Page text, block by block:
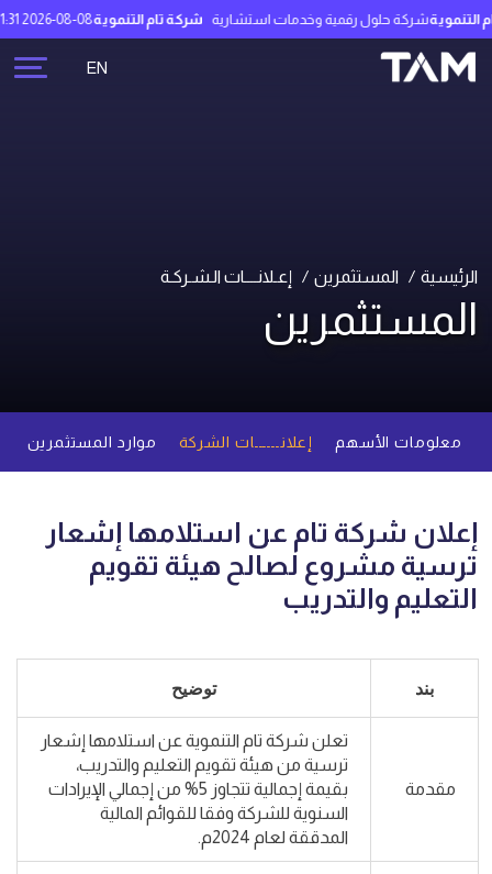
شركة حلول رقمية وخدمات استشارية شركة تام التنموية2026-08-08 21:21:31
EN
الرئيسية المستثمرين إعـلانــــات الـشـركـة
المستثمرين
معلومات الأسهم إعلانــــــات الشركة موارد المستثمرين
إعلان شركة تام عن استلامها إشعار
ترسية مشروع لصالح هيئة تقويم
التعليم والتدريب
بند توضيح
مقدمة
تعلن شركة تام التنموية عن استلامها إشعار
ترسية من هيئة تقويم التعليم والتدريب،
بقيمة إجمالية تتجاوز 5% من إجمالي الإيرادات
السنوية للشركة وفقا للقوائم المالية
المدققة لعام 2024م.